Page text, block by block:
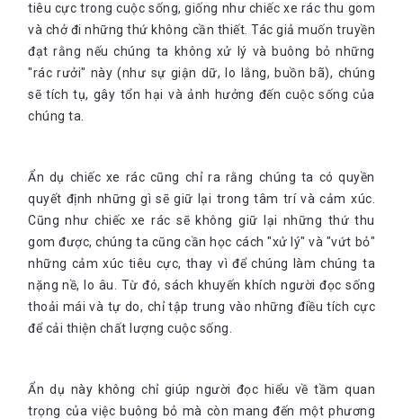
tiêu cực trong cuộc sống, giống như chiếc xe rác thu gom
và chở đi những thứ không cần thiết. Tác giả muốn truyền
đạt rằng nếu chúng ta không xử lý và buông bỏ những
"rác rưởi" này (như sự giận dữ, lo lắng, buồn bã), chúng
sẽ tích tụ, gây tổn hại và ảnh hưởng đến cuộc sống của
chúng ta.
Ẩn dụ chiếc xe rác cũng chỉ ra rằng chúng ta có quyền
quyết định những gì sẽ giữ lại trong tâm trí và cảm xúc.
Cũng như chiếc xe rác sẽ không giữ lại những thứ thu
gom được, chúng ta cũng cần học cách "xử lý" và "vứt bỏ"
những cảm xúc tiêu cực, thay vì để chúng làm chúng ta
nặng nề, lo âu. Từ đó, sách khuyến khích người đọc sống
thoải mái và tự do, chỉ tập trung vào những điều tích cực
để cải thiện chất lượng cuộc sống.
Ẩn dụ này không chỉ giúp người đọc hiểu về tầm quan
trọng của việc buông bỏ mà còn mang đến một phương